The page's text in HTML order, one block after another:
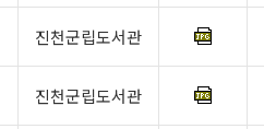
진천군립도서관
진천군립도서관